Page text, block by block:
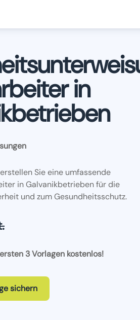
in
Sie eine umfassende
in Galvanikbetrieben für die
und zum Gesundheitsschutz.
3 Vorlagen kostenlos!
sichern